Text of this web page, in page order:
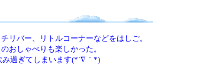
リバー、リトルコーナーなどをはしご。
おしゃべりも楽しかった。
過ぎてしまいます(*´∇｀*)